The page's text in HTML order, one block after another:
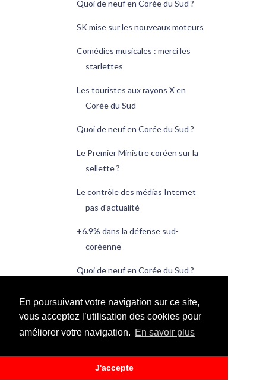
En poursuivant votre navigation sur ce site,
vous acceptez l’utilisation des cookies pour
améliorer votre navigation. En savoir plus
J'accepte
Quoi de neuf en Corée du Sud ?
SK mise sur les nouveaux moteurs
Comédies musicales : merci les
starlettes
Les touristes aux rayons X en
Corée du Sud
Quoi de neuf en Corée du Sud ?
Le Premier Ministre coréen sur la
sellette ?
Le contrôle des médias Internet
pas d'actualité
+6.9% dans la défense sud-
coréenne
Quoi de neuf en Corée du Sud ?
►mai(77)
►avril(96)
(106)
►février(95)